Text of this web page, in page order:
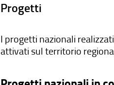
Progetti
I progetti nazionali
attivati sul territorio